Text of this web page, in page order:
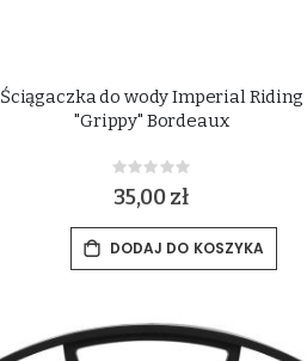
Ściągaczka do wody Imperial Riding
"Grippy" Bordeaux
Rating:
0%
35,00 zł
DODAJ DO KOSZYKA